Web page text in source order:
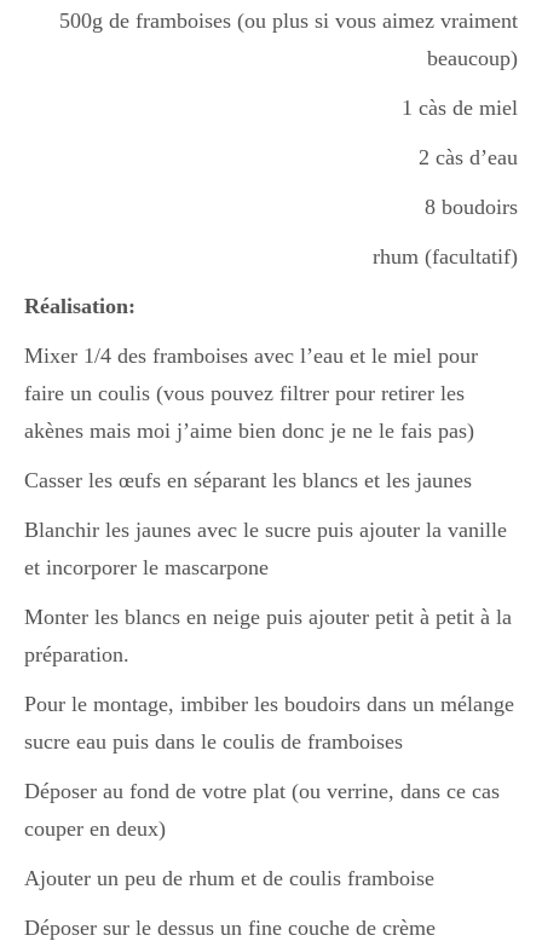
Semaines Spéciales
apéro
Japon
500g de framboises (ou plus si vous aimez vraiment
beaucoup)
1 càs de miel
2 càs d’eau
8 boudoirs
rhum (facultatif)
Réalisation:
Mixer 1/4 des framboises avec l’eau et le miel pour
faire un coulis (vous pouvez filtrer pour retirer les
akènes mais moi j’aime bien donc je ne le fais pas)
Casser les œufs en séparant les blancs et les jaunes
Blanchir les jaunes avec le sucre puis ajouter la vanille
et incorporer le mascarpone
Monter les blancs en neige puis ajouter petit à petit à la
préparation.
Pour le montage, imbiber les boudoirs dans un mélange
sucre eau puis dans le coulis de framboises
Déposer au fond de votre plat (ou verrine, dans ce cas
couper en deux)
Ajouter un peu de rhum et de coulis framboise
Déposer sur le dessus un fine couche de crème